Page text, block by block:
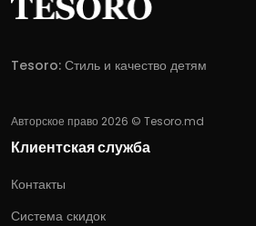
Tesoro: Стиль и качество детям
Авторское право 2026 © Tesoro.md
Клиентская служба
Контакты
Система скидок